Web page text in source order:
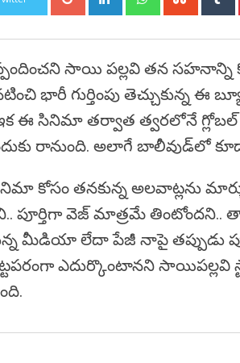
సాయి పల్లవి తన సహనాన్ని
భారీ గుర్తింపు తెచ్చుకున్న
ఈ సినిమా తర్వాత త్వరలోనే
రానుంది. అలాగే బాలీవుడ్‌లో
తనకున్న అలవాట్లను
పూర్తిగా వెజ్ మాత్రమే
మీడియా లేదా పేజీ నాపై తప్పుడు
ఎదుర్కొంటానని సాయిపల్లవి